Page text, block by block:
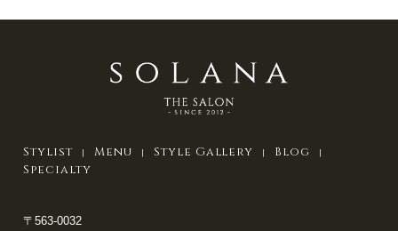
Stylist Menu Style Gallery
Blog
Specialty
〒563-0032